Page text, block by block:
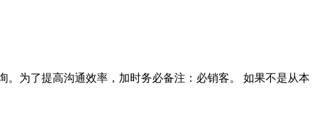
。为了提高沟通效率，加时务必备注：必销客。 如果不是从本